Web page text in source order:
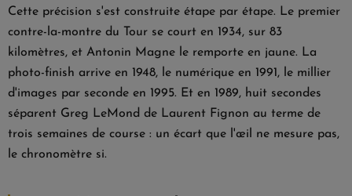
Cette précision s'est construite étape par étape. Le premier
contre-la-montre du Tour se court en 1934, sur 83
kilomètres, et Antonin Magne le remporte en jaune. La
photo-finish arrive en 1948, le numérique en 1991, le millier
d'images par seconde en 1995. Et en 1989, huit secondes
séparent Greg LeMond de Laurent Fignon au terme de
trois semaines de course : un écart que l'œil ne mesure pas,
le chronomètre si.